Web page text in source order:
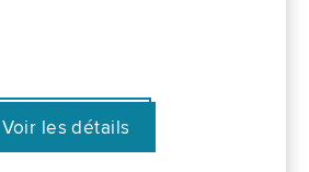
Voir les détails